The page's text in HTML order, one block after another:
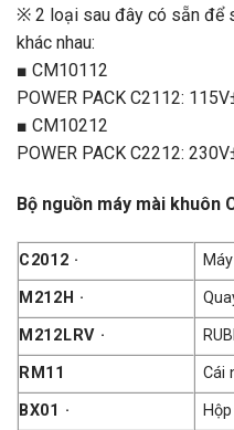
※ 2 loại sau đây có sẵn để
khác nhau:
■ CM10112
POWER PACK C2112:
■ CM10212
POWER PACK C2212:
Bộ nguồn máy mài khuôn
C2012 ·
M212H ·
M212LRV ·
RM11
Cái
BX01 ·